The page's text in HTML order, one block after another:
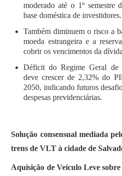
moderado até o 1º semestre
base doméstica de investidores.
Também diminuem o risco a
moeda estrangeira e a
cobrir os vencimentos da
Déficit do Regime Geral de
deve crescer de 2,32% do
2050, indicando futuros
despesas previdenciárias.
Solução consensual mediada
trens de VLT à cidade de
Aquisição de Veículo Leve